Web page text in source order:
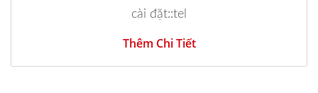
cài đặt::tel
Thêm Chi Tiết